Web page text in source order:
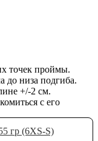
точек проймы.
до низа подгиба.
+/-2 см.
с его
гр (6XS-S)